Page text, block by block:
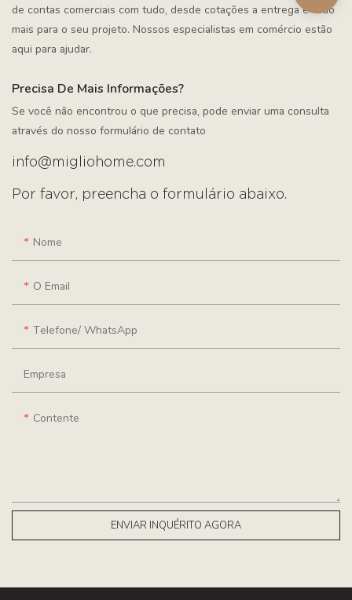
de contas comerciais com tudo, desde cotações a entrega e tudo
mais para o seu projeto. Nossos especialistas em comércio estão
aqui para ajudar.
Precisa De Mais Informações?
Se você não encontrou o que precisa, pode enviar uma consulta
através do nosso formulário de contato
info@migliohome.com
Por favor, preencha o formulário abaixo.
Nome
O Email
Telefone/ WhatsApp
Empresa
Contente
ENVIAR INQUÉRITO AGORA